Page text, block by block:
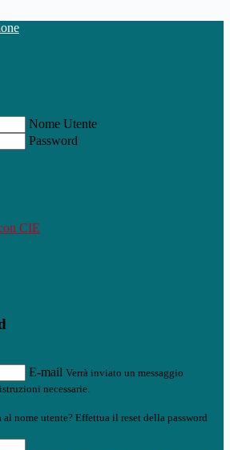
Nome Utente
Password
CIE
E-mail Verrà inviato un messaggio
necessarie.
nome utente? Effettua il reset della password